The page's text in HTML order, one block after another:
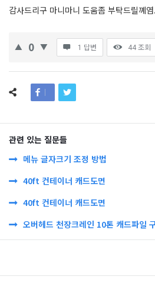
감사드리구 마니마니 도움좀 부탁드릴꼐
0 1 답변 44 조회
관련 있는 질문들
메뉴 글자크기 조정 방법
40ft 컨테이너 캐드도면
40ft 컨테이너 캐드도면
오버헤드 천장크레인 10톤 캐드파일